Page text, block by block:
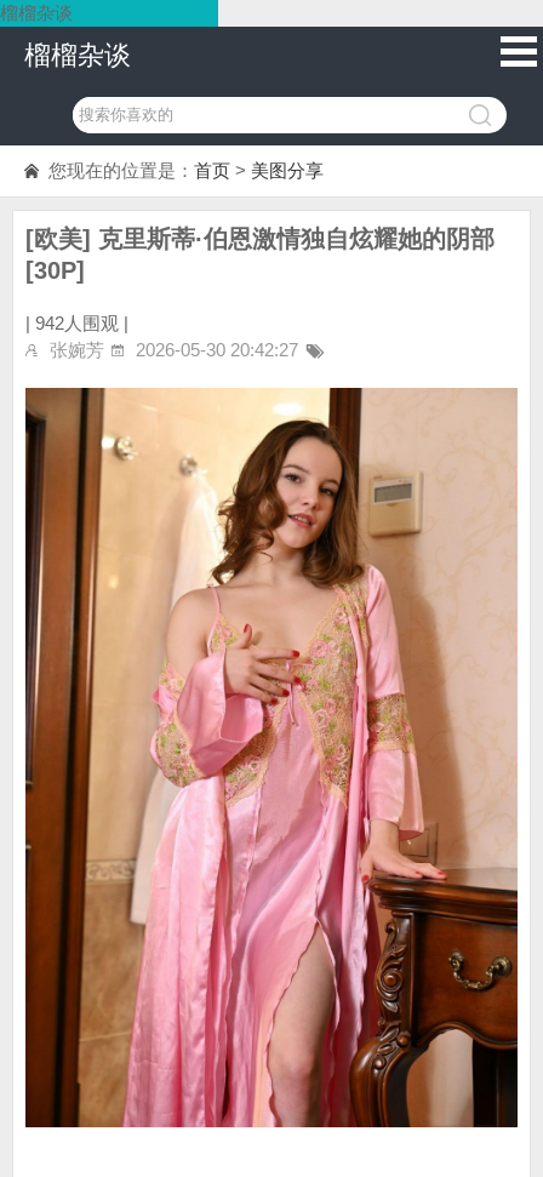
榴榴杂谈
榴榴杂谈
您现在的位置是： 首页 > 美图分享
[欧美] 克里斯蒂·伯恩激情独自炫耀她的阴部
[30P]
| 942人围观 |
张婉芳
2026-05-30 20:42:27